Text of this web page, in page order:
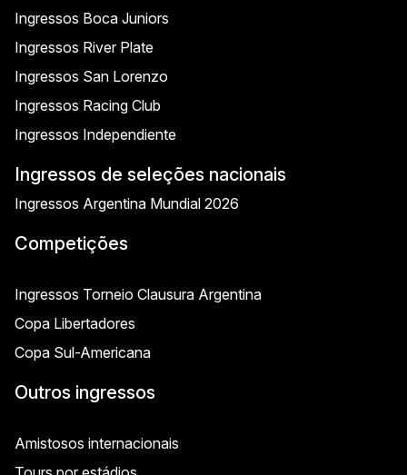
Ingressos Boca Juniors
Ingressos River Plate
Ingressos San Lorenzo
Ingressos Racing Club
Ingressos Independiente
Ingressos de seleções nacionais
Ingressos Argentina Mundial 2026
Competições
Ingressos Torneio Clausura Argentina
Copa Libertadores
Copa Sul-Americana
Outros ingressos
Amistosos internacionais